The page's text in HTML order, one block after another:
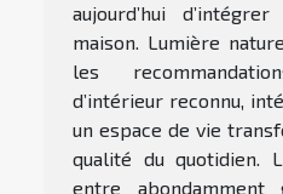
aujourd’hui
maison. Lumière
les
d’intérieur reconnu,
un espace de vie
qualité du quotidien.
entre